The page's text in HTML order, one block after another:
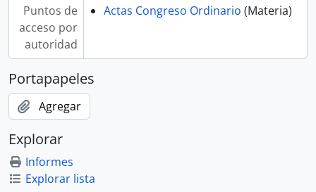
Puntos de
acceso por
autoridad
Actas Congreso Ordinario (Materia)
Portapapeles
Agregar
Explorar
Informes
Explorar lista